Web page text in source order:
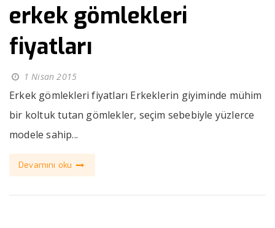
erkek gömlekleri
fiyatları
1 Nisan 2015
Erkek gömlekleri fiyatları Erkeklerin giyiminde mühim
bir koltuk tutan gömlekler, seçim sebebiyle yüzlerce
modele sahip...
Devamını oku